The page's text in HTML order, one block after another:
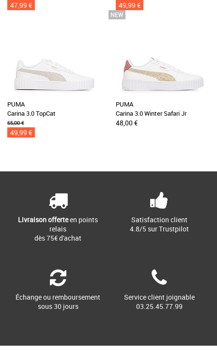
47,99 € 49,99 €
PUMA
Carina 3.0 TopCat
65,00 €
49,99 €
PUMA
Carina 3.0 Winter Safari Jr
48,00 €
Livraison offerteen points
relais
dès 75€ d'achat
Satisfaction client
4.8/5 sur Trustpilot
Échange ou remboursement
sous 30 jours
Service client joignable
03.25.45.77.99